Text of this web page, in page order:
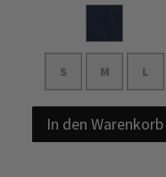
S M L
In den Warenkorb